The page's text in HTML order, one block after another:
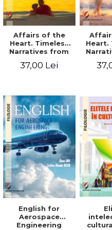
Affairs of the
Heart. Timeless
Narratives from
World. Volume
37,00 Lei
Heart.
English for
Aerospace
Engineering